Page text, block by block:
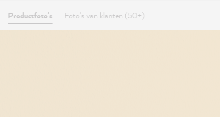
Productfoto's Foto's van klanten (50+)